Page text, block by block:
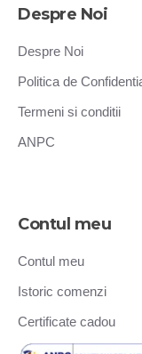
Despre Noi
Despre Noi
Politica de
Termeni si conditii
ANPC
Contul meu
Contul meu
Istoric comenzi
Certificate cadou